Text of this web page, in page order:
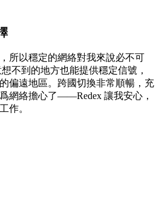
所以穩定的網絡對我來說必不可
不到的地方也能提供穩定信號，
偏遠地區。跨國切換非常順暢，充
網絡擔心了——Redex 讓我安心，
作。